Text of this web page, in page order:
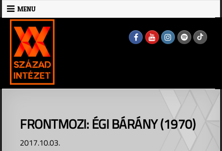
Skip
to
content
MENU
FRONTMOZI: ÉGI BÁRÁNY (1970)
2017.10.03.